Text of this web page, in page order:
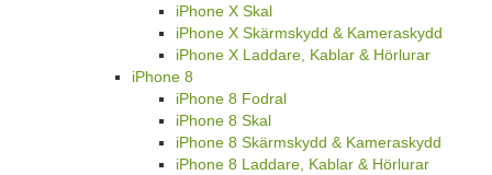
iPhone X Skal
iPhone X Skärmskydd & Kameraskydd
iPhone X Laddare, Kablar & Hörlurar
iPhone 8
iPhone 8 Fodral
iPhone 8 Skal
iPhone 8 Skärmskydd & Kameraskydd
iPhone 8 Laddare, Kablar & Hörlurar